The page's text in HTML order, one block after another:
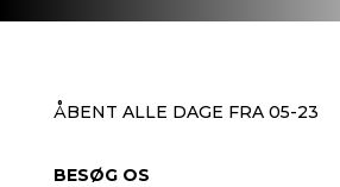
ÅBENT ALLE DAGE FRA 05-23
BESØG OS